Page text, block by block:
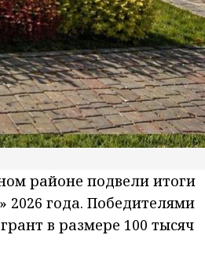
районе подвели итоги
2026 года. Победителями
в размере 100 тысяч